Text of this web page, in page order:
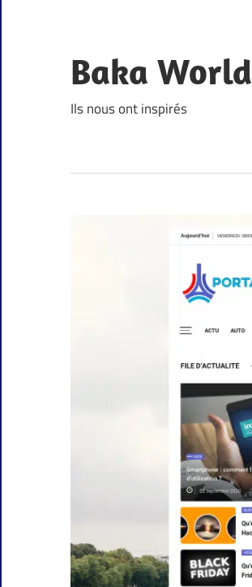
content
Baka World
Ils nous ont inspirés